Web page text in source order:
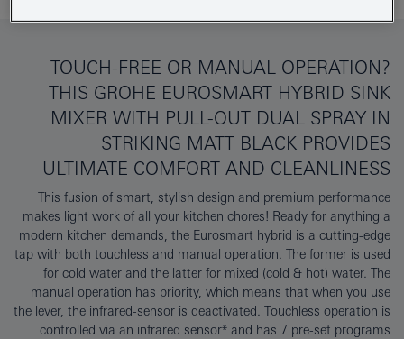
TOUCH-FREE OR MANUAL OPERATION?
THIS GROHE EUROSMART HYBRID SINK
MIXER WITH PULL-OUT DUAL SPRAY IN
STRIKING MATT BLACK PROVIDES
ULTIMATE COMFORT AND CLEANLINESS
This fusion of smart, stylish design and premium performance
makes light work of all your kitchen chores! Ready for anything a
modern kitchen demands, the Eurosmart hybrid is a cutting-edge
tap with both touchless and manual operation. The former is used
for cold water and the latter for mixed (cold & hot) water. The
manual operation has priority, which means that when you use
the lever, the infrared-sensor is deactivated. Touchless operation is
controlled via an infrared sensor* and has 7 pre-set programs